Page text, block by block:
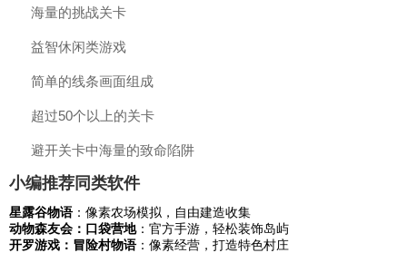
海量的挑战关卡
益智休闲类游戏
简单的线条画面组成
超过50个以上的关卡
避开关卡中海量的致命陷阱
小编推荐同类软件
星露谷物语：像素农场模拟，自由建造收集
动物森友会：口袋营地：官方手游，轻松装饰岛屿
开罗游戏：冒险村物语：像素经营，打造特色村庄